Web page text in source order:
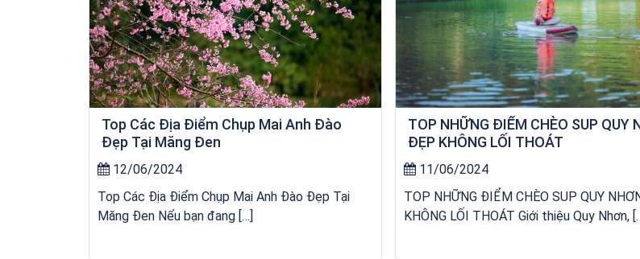
Top Các Địa Điểm Chụp Mai Anh Đào
Đẹp Tại Măng Đen
12/06/2024
Top Các Địa Điểm Chụp Mai Anh Đào Đẹp Tại
Măng Đen Nếu bạn đang […]
TOP NHỮNG ĐIỂM CHÈO SUP QUY
ĐẸP KHÔNG LỐI THOÁT
11/06/2024
TOP NHỮNG ĐIỂM CHÈO SUP QUY
KHÔNG LỐI THOÁT Giới thiệu Quy Nhơn,